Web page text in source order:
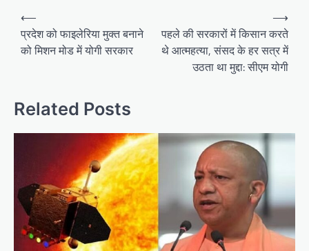
Post
navigation
⟵
प्रदेश को फाइलेरिया मुक्त बनाने
को मिशन मोड में योगी सरकार
पहले की सरकारों में किसान करते
थे आत्महत्या, संसद के हर सत्र में
उठता था मुद्दा: सीएम योगी
⟶
Related Posts